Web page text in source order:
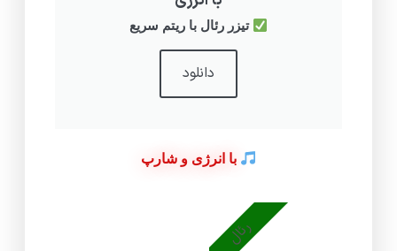
تیزر رئال با ریتم سریع
دانلود
با انرژی و شارپ
رئال